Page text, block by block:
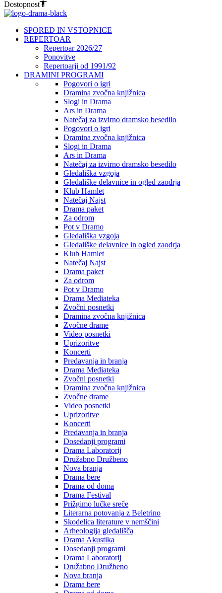
Dostopnost
SPORED IN VSTOPNICE
REPERTOAR
Repertoar 2026/27
Ponovitve
Repertoarji od 1991/92
DRAMINI PROGRAMI
Pogovori o igri
Dramina zvočna knjižnica
Slogi in Drama
Ars in Drama
Natečaj za izvirno dramsko besedilo
Pogovori o igri
Dramina zvočna knjižnica
Slogi in Drama
Ars in Drama
Natečaj za izvirno dramsko besedilo
Gledališka vzgoja
Gledališke delavnice in ogled zaodrja
Klub Hamlet
Natečaj Najst
Drama paket
Za odrom
Pot v Dramo
Gledališka vzgoja
Gledališke delavnice in ogled zaodrja
Klub Hamlet
Natečaj Najst
Drama paket
Za odrom
Pot v Dramo
Drama Mediateka
Zvočni posnetki
Dramina zvočna knjižnica
Zvočne drame
Video posnetki
Uprizoritve
Koncerti
Predavanja in branja
Drama Mediateka
Zvočni posnetki
Dramina zvočna knjižnica
Zvočne drame
Video posnetki
Uprizoritve
Koncerti
Predavanja in branja
Dosedanji programi
Drama Laboratorij
Družabno Družbeno
Nova branja
Drama bere
Drama od doma
Drama Festival
Prižgimo lučke sreče
Literarna potovanja z Beletrino
Skodelica literature v nemščini
Arheologija gledališča
Drama Akustika
Dosedanji programi
Drama Laboratorij
Družabno Družbeno
Nova branja
Drama bere